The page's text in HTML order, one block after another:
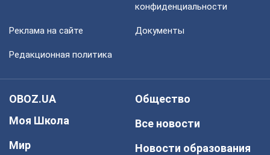
конфиденциальности
Реклама на сайте Документы
Редакционная политика
OBOZ.UA
Моя Школа
Мир
Общество
Все новости
Новости образования